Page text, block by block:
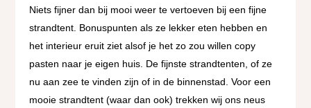
Niets fijner dan bij mooi weer te vertoeven bij een fijne
strandtent. Bonuspunten als ze lekker eten hebben en
het interieur eruit ziet alsof je het zo zou willen copy
pasten naar je eigen huis. De fijnste strandtenten, of ze
nu aan zee te vinden zijn of in de binnenstad. Voor een
mooie strandtent (waar dan ook) trekken wij ons neus